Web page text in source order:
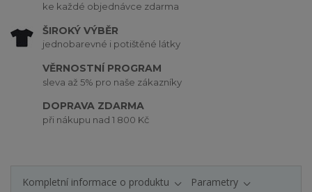
ke každé objednávce zdarma
ŠIROKÝ VÝBĚR
jednobarevné i potištěné látky
VĚRNOSTNÍ PROGRAM
sleva až 5% pro naše zákazníky
DOPRAVA ZDARMA
při nákupu nad 1 800 Kč
Kompletní informace o produktu
Parametry